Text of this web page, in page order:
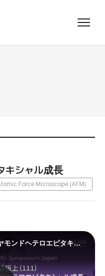
キシャル成長
Force Microscope (AFM)